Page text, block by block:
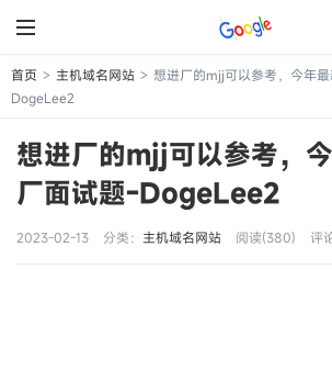
首页 > 主机域名网站 > 想进厂的mjj可以参考，今年
DogeLee2
想进厂的mjj可以参考，
厂面试题-DogeLee2
2023-02-13 分类： 主机域名网站 阅读(380) 评